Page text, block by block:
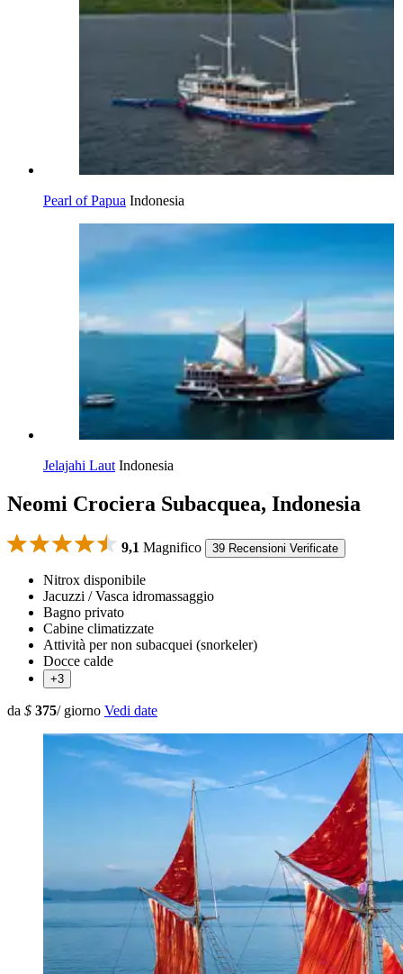
Pearl of Papua Indonesia
Jelajahi Laut Indonesia
Neomi Crociera Subacquea, Indonesia
9,1 Magnifico 39 Recensioni Verificate
Nitrox disponibile
Jacuzzi / Vasca idromassaggio
Bagno privato
Cabine climatizzate
Attività per non subacquei (snorkeler)
Docce calde
+3
da $ 375/ giorno Vedi date